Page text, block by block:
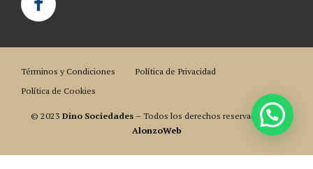
Términos y Condiciones
Política de Privacidad
Política de Cookies
© 2023 Dino Sociedades– Todos los derechos reservados. Por
AlonzoWeb